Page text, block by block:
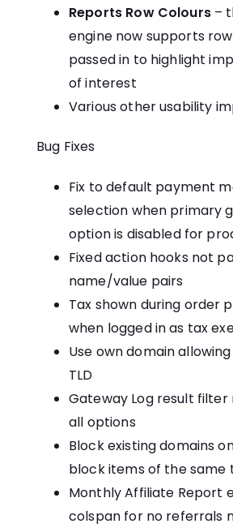
Reports Row Colours–
engine now supports
passed in to highlight
of interest
Various other usability
Bug Fixes
Fix to default payment
selection when primary
option is disabled for
Fixed action hooks not
name/value pairs
Tax shown during order
when logged in as tax
Use own domain
TLD
Gateway Log result filter
all options
Block existing domains
block items of the same
Monthly Affiliate Report
colspan for no referrals